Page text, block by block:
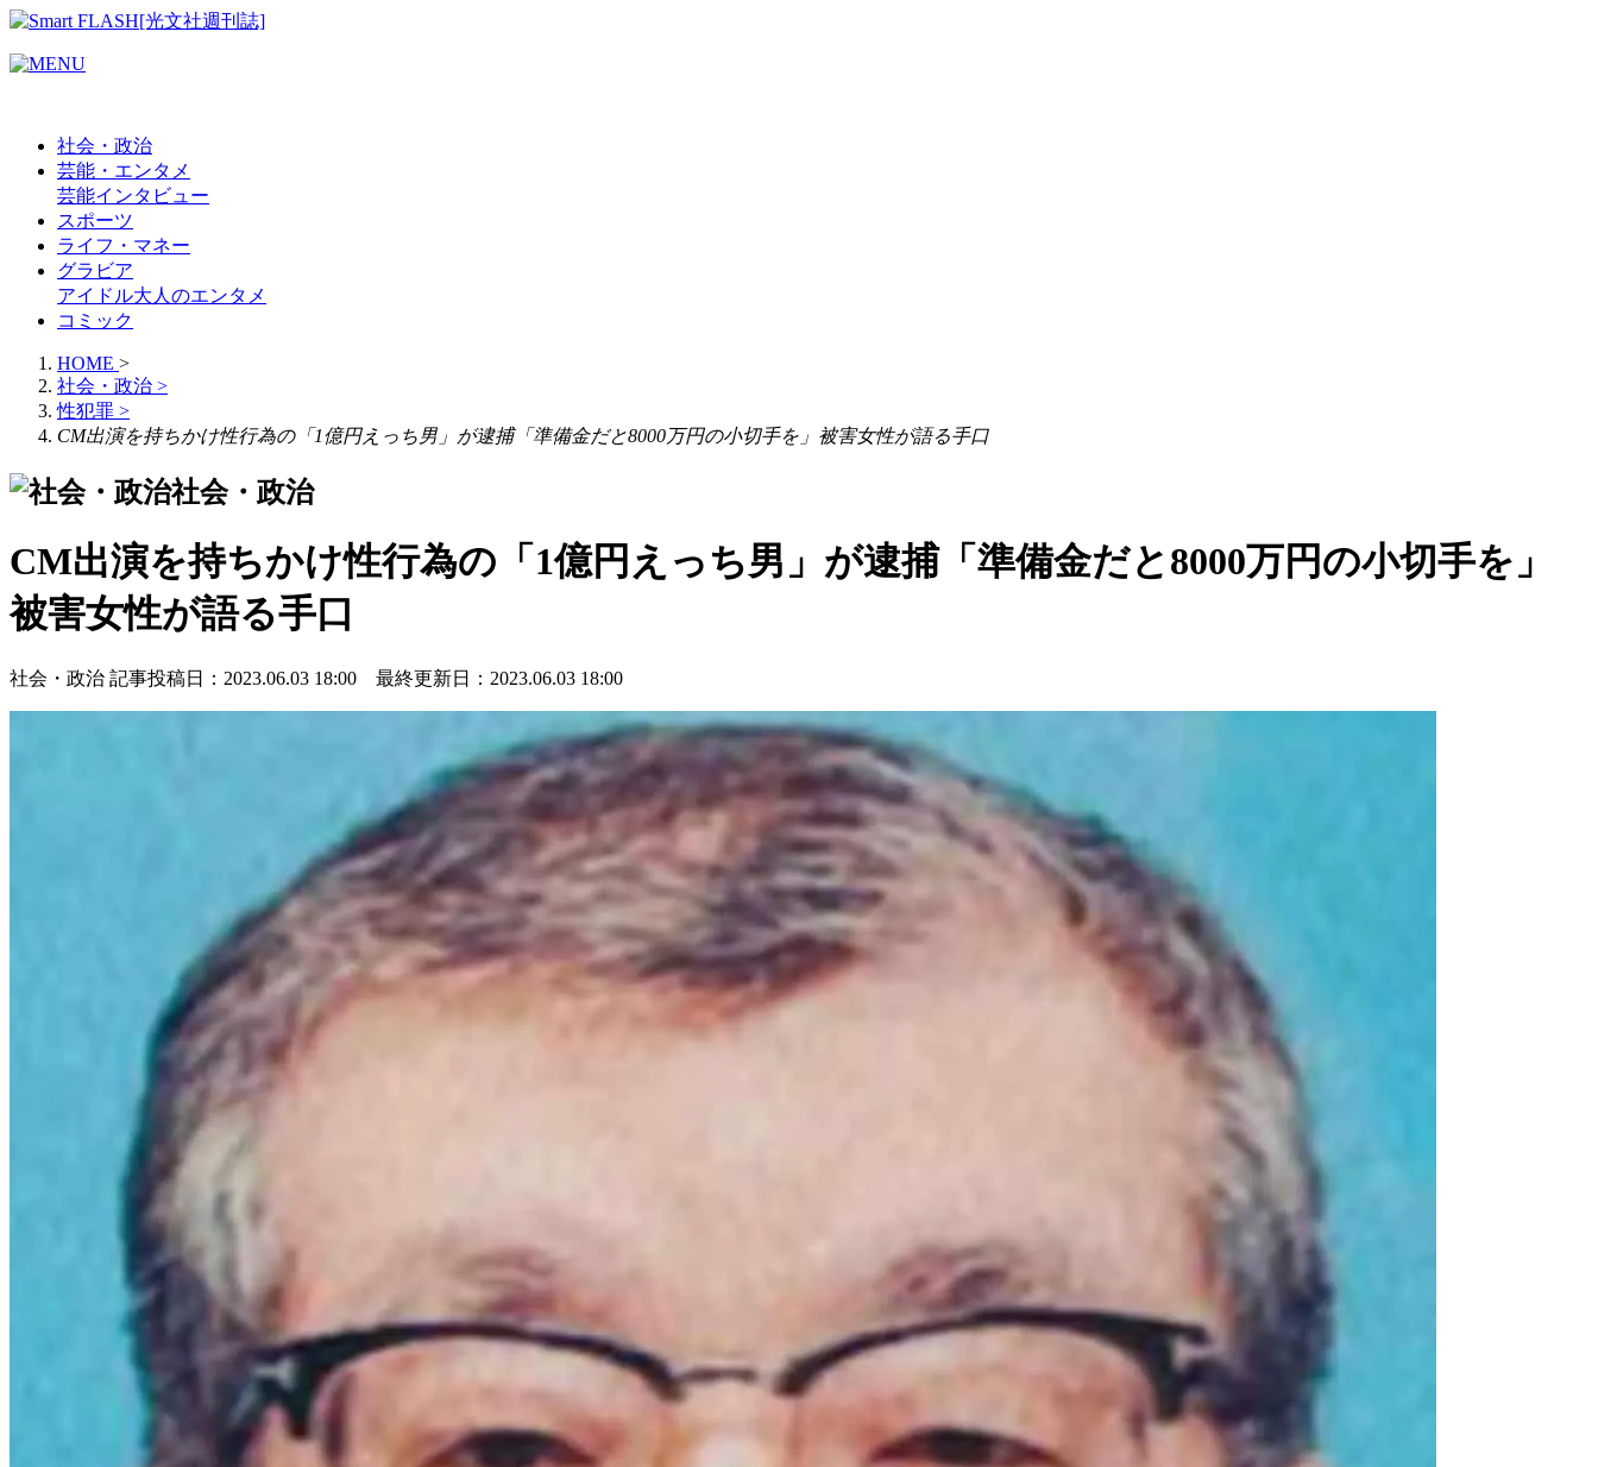
社会・政治
芸能・エンタメ
芸能インタビュー
スポーツ
ライフ・マネー
グラビア
アイドル大人のエンタメ
コミック
HOME >
社会・政治 >
性犯罪 >
CM出演を持ちかけ性行為の「1億円えっち男」が逮捕「準備金だと8000万円の小切手を」被害女性が語る手口
社会・政治
CM出演を持ちかけ性行為の「1億円えっち男」が逮捕「準備金だと8000万円の小切手を」
被害女性が語る手口
社会・政治 記事投稿日：2023.06.03 18:00 最終更新日：2023.06.03 18:00